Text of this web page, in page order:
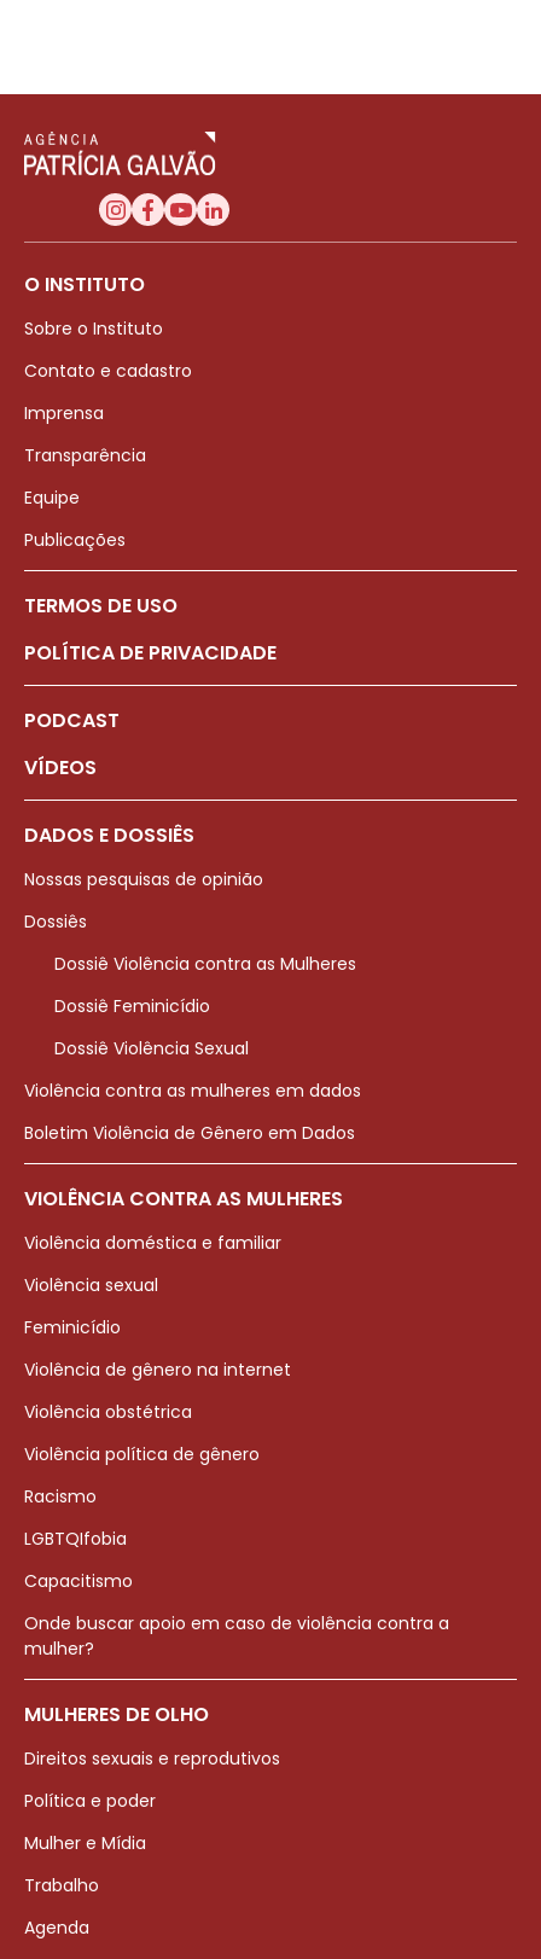
O INSTITUTO
Sobre o Instituto
Contato e cadastro
Imprensa
Transparência
Equipe
Publicações
TERMOS DE USO
POLÍTICA DE PRIVACIDADE
PODCAST
VÍDEOS
DADOS E DOSSIÊS
Nossas pesquisas de opinião
Dossiês
Dossiê Violência contra as Mulheres
Dossiê Feminicídio
Dossiê Violência Sexual
Violência contra as mulheres em dados
Boletim Violência de Gênero em Dados
VIOLÊNCIA CONTRA AS MULHERES
Violência doméstica e familiar
Violência sexual
Feminicídio
Violência de gênero na internet
Violência obstétrica
Violência política de gênero
Racismo
LGBTQIfobia
Capacitismo
Onde buscar apoio em caso de violência contra a
mulher?
MULHERES DE OLHO
Direitos sexuais e reprodutivos
Política e poder
Mulher e Mídia
Trabalho
Agenda